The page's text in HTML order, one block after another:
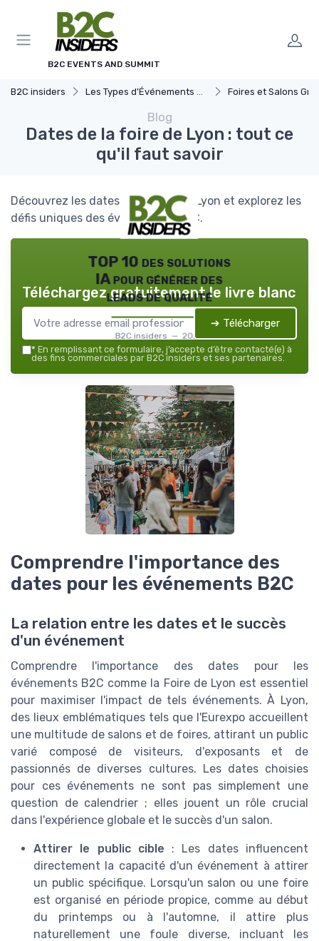
B2C EVENTS AND SUMMIT
B2C insiders Les Types d'Événements B2C Foires et Salons Grand
Blog
Dates de la foire de Lyon : tout ce
qu'il faut savoir
Découvrez les dates de la foire de Lyon et explorez les
défis uniques des événements B2C.
TOP 10 des solutions
IA pour générer des
leads de qualité
B2C insiders — 2026
Téléchargez gratuitement le livre blanc
➔ Télécharger
* En remplissant ce formulaire, j’accepte d’être contacté(e) à
des fins commerciales par B2C insiders et ses partenaires.
Comprendre l'importance des
dates pour les événements B2C
La relation entre les dates et le succès
d'un événement
Comprendre l'importance des dates pour les
événements B2C comme la Foire de Lyon est essentiel
pour maximiser l'impact de tels événements. À Lyon,
des lieux emblématiques tels que l'Eurexpo accueillent
une multitude de salons et de foires, attirant un public
varié composé de visiteurs, d'exposants et de
passionnés de diverses cultures. Les dates choisies
pour ces événements ne sont pas simplement une
question de calendrier ; elles jouent un rôle crucial
dans l'expérience globale et le succès d'un salon.
Attirer le public cible : Les dates influencent
directement la capacité d'un événement à attirer
un public spécifique. Lorsqu'un salon ou une foire
est organisé en période propice, comme au début
du printemps ou à l'automne, il attire plus
naturellement une foule diverse, incluant les
Panneau de gestion des cookies